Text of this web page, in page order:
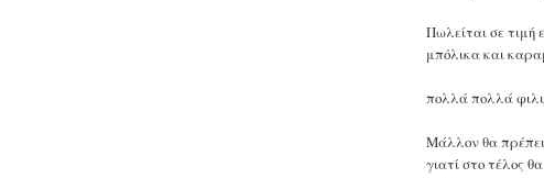
Πωλείται σε τιμή
μπόλικα και
πολλά πολλά
Μάλλον θα
γιατί στο τέλος